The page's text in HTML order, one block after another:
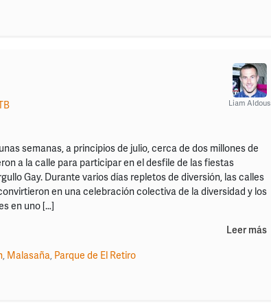
Liam Aldous
semanas, a principios de julio, cerca de dos millones de
a la calle para participar en el desfile de las fiestas
Gay. Durante varios días repletos de diversión, las calles
en una celebración colectiva de la diversidad y los
en uno […]
Leer más
, Malasaña, Parque de El Retiro